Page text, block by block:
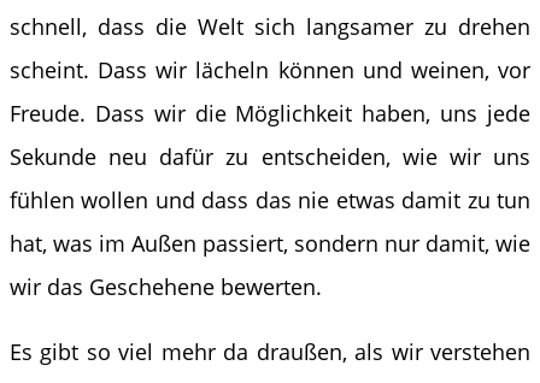
schnell, dass die Welt sich langsamer zu drehen
scheint. Dass wir lächeln können und weinen, vor
Freude. Dass wir die Möglichkeit haben, uns jede
Sekunde neu dafür zu entscheiden, wie wir uns
fühlen wollen und dass das nie etwas damit zu tun
hat, was im Außen passiert, sondern nur damit, wie
wir das Geschehene bewerten.
Es gibt so viel mehr da draußen, als wir verstehen